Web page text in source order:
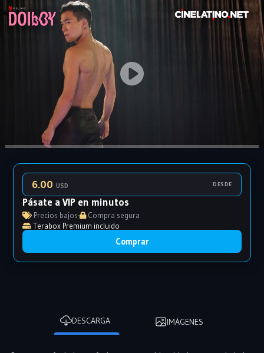
6.00USD DESDE
Pásate a VIP en minutos
Precios bajos·
Compra segura
Terabox Premium incluido
Comprar
DESCARGA IMÁGENES